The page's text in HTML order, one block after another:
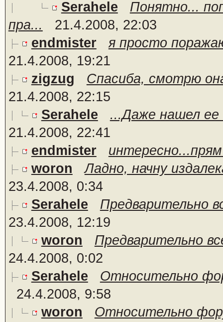
Serahele
Понятно...
пра...
21.4.2008, 22:03
endmister
я просто
21.4.2008, 19:21
zigzug
Спасиба, смотрю
21.4.2008, 22:15
Serahele
...Даже нашел ее
21.4.2008, 22:41
endmister
woron
Ладно, начну
23.4.2008, 0:34
Serahele
Предварительно
23.4.2008, 12:19
woron
Предварительно
24.4.2008, 0:02
Serahele
Относительно
24.4.2008, 9:58
woron
Относительно